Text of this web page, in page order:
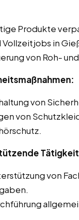
Produkte
Vollzeitjobs in
von Roh-
von
von
von